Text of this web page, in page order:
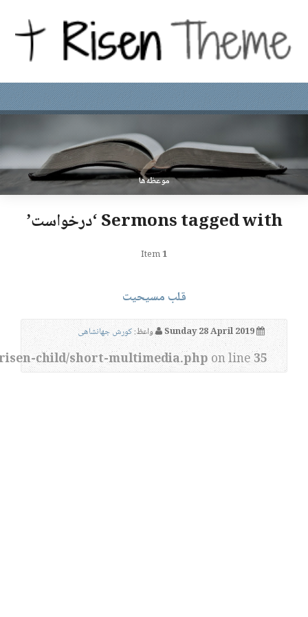
موعظه‌ها
Sermons tagged with ‘درخواست’
1
قلب مسیحیت
Sunday 28 April 2019 واعظ:کورش جهانشاهی
child/short-multimedia.php on line35